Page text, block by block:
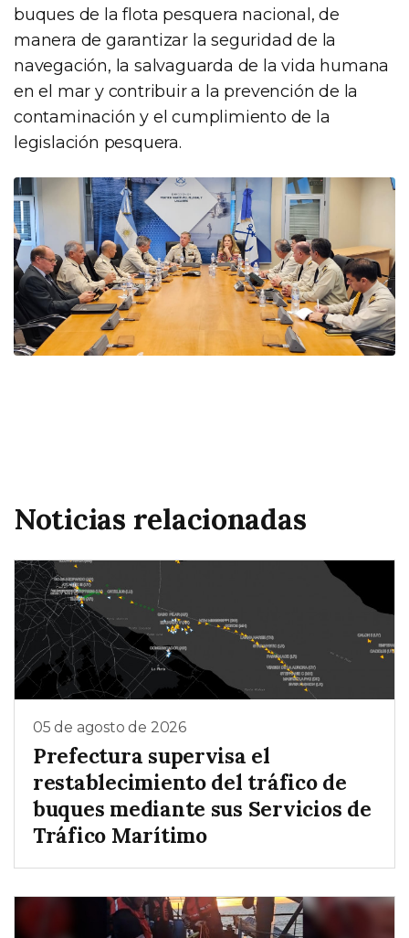
buques de la flota pesquera nacional, de
manera de garantizar la seguridad de la
navegación, la salvaguarda de la vida humana
en el mar y contribuir a la prevención de la
contaminación y el cumplimiento de la
legislación pesquera.
Noticias relacionadas
05 de agosto de 2026
Prefectura supervisa el
restablecimiento del tráfico de
buques mediante sus Servicios de
Tráfico Marítimo